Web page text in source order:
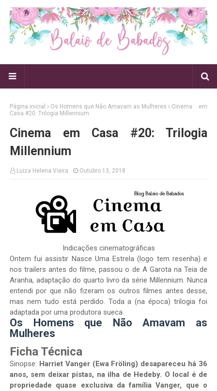
Página inicial Os Homens que Não Amavam as Mulheres
Cinema em
Casa #20: Trilogia Millennium
Cinema em Casa #20: Trilogia
Millennium
Luiza Helena Vieira Outubro 13, 2018
Indicações cinematográficas
Ontem fui assistir Nasce Uma Estrela (logo tem resenha) e
nos trailers antes do filme, passou o de A Garota na Teia de
Aranha, adaptação do quarto livro da série Millennium. Nunca
entendi por que não fizeram os outros filmes antes desse,
mas nem tudo está perdido. Toda a (na época) trilogia foi
adaptada por uma produtora sueca.
Os Homens que Não Amavam as
Mulheres
Ficha Técnica
Sinopse: Harriet Vanger (Ewa Fröling) desapareceu há 36
anos, sem deixar pistas, na ilha de Hedeby. O local é de
propriedade quase exclusiva da família Vanger, que o